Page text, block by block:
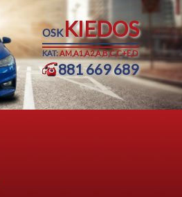
OSKKIEDOS
KAT:AM,A1,A2,A,B,C,C+E,D
881 669 689